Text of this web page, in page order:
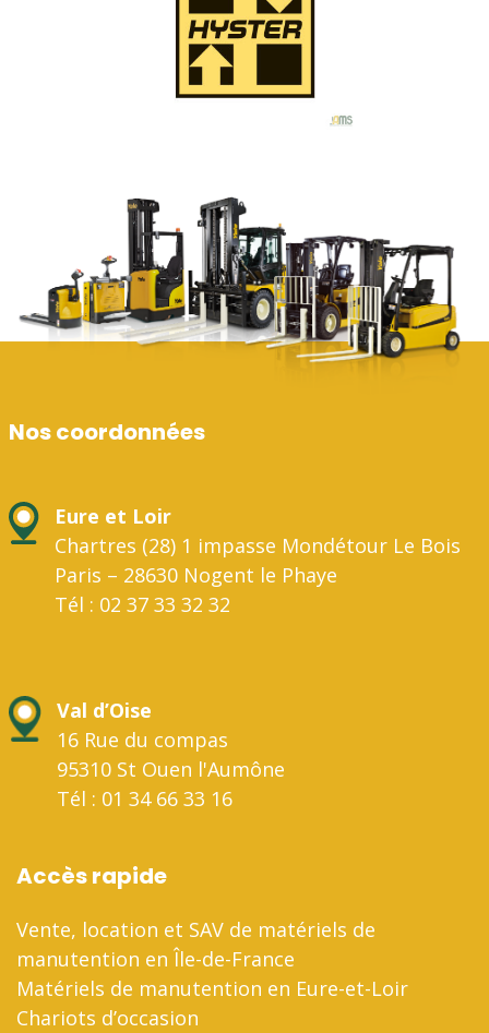
Nos coordonnées
Eure et Loir
Chartres (28) 1 impasse Mondétour Le Bois
Paris – 28630 Nogent le Phaye
Tél : 02 37 33 32 32
Val d’Oise
16 Rue du compas
95310 St Ouen l'Aumône
Tél : 01 34 66 33 16
Accès rapide
Vente, location et SAV de matériels de
manutention en Île-de-France
Matériels de manutention en Eure-et-Loir
Chariots d’occasion